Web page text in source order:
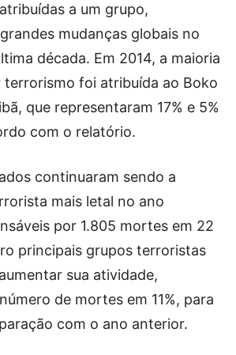
a um grupo,
mudanças globais no
década. Em 2014, a maioria
foi atribuída ao Boko
que representaram 17% e 5%
com o relatório.
continuaram sendo a
mais letal no ano
​​por 1.805 mortes em 22
principais grupos terroristas
sua atividade,
de mortes em 11%, para
com o ano anterior.